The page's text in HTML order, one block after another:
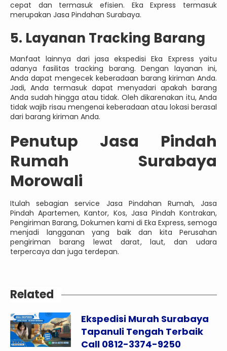
cepat dan termasuk efisien. Eka Express termasuk
merupakan Jasa Pindahan Surabaya.
5. Layanan Tracking Barang
Manfaat lainnya dari jasa ekspedisi Eka Express yaitu
adanya fasilitas tracking barang. Dengan layanan ini,
Anda dapat mengecek keberadaan barang kiriman Anda.
Jadi, Anda termasuk dapat menyadari apakah barang
Anda sudah hingga atau tidak. Oleh dikarenakan itu, Anda
tidak wajib risau mengenai keberadaan atau lokasi berasal
dari barang kiriman Anda.
Penutup Jasa Pindah
Rumah Surabaya
Morowali
Itulah sebagian service Jasa Pindahan Rumah, Jasa
Pindah Apartemen, Kantor, Kos, Jasa Pindah Kontrakan,
Pengiriman Barang, Dokumen kami di Eka Express, semoga
menjadi langganan yang baik dan kita Perusahan
pengiriman barang lewat darat, laut, dan udara
terpercaya dan juga terdepan.
Related
Ekspedisi Murah Surabaya
Tapanuli Tengah Terbaik
Call 0812-3374-9250